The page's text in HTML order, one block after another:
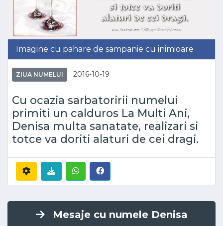
Imagine cu pahare de sampanie cu inimioare
ZIUA NUMELUI 2016-10-19
Cu ocazia sarbatoririi numelui
primiti un calduros La Multi Ani,
Denisa multa sanatate, realizari si
totce va doriti alaturi de cei dragi.
Mesaje cu numele Denisa